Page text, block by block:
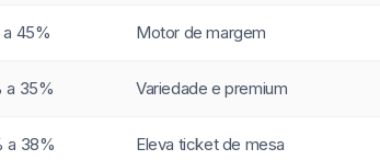
a 45% Motor de margem
a 35% Variedade e premium
a 38% Eleva ticket de mesa